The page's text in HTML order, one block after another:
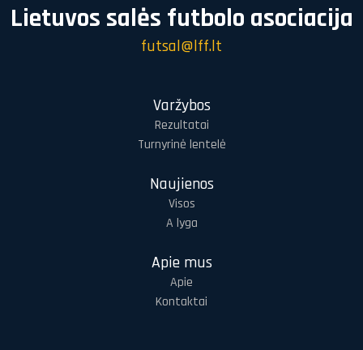
Lietuvos salės futbolo asociacija
futsal@lff.lt
Varžybos
Rezultatai
Turnyrinė lentelė
Naujienos
Visos
A lyga
Apie mus
Apie
Kontaktai